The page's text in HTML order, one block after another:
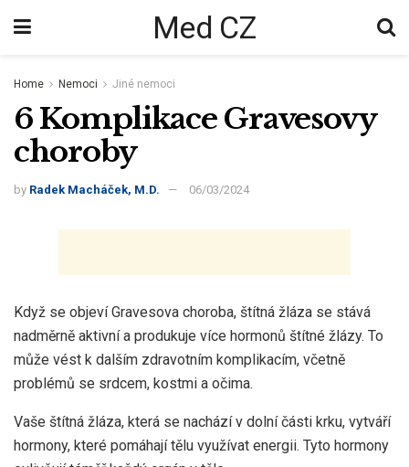
Med CZ
Home Nemoci Jiné nemoci
6 Komplikace Gravesovy
choroby
by Radek Macháček, M.D. 06/03/2024
Když se objeví Gravesova choroba, štítná žláza se stává
nadměrně aktivní a produkuje více hormonů štítné žlázy. To
může vést k dalším zdravotním komplikacím, včetně
problémů se srdcem, kostmi a očima.
Vaše štítná žláza, která se nachází v dolní části krku, vytváří
hormony, které pomáhají tělu využívat energii. Tyto hormony